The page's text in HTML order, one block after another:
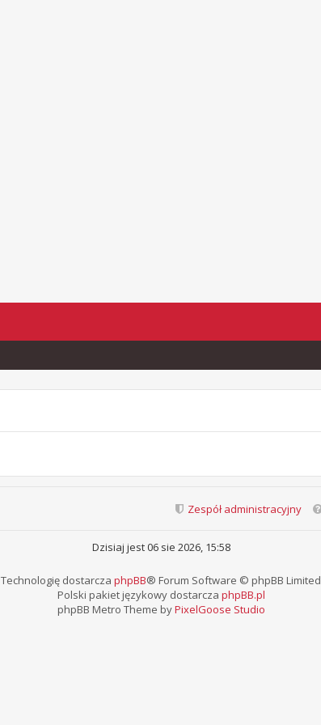
Zespół administracyjny
Dzisiaj jest 06 sie 2026, 15:58
Technologię dostarcza phpBB® Forum Software © phpBB Limited
Polski pakiet językowy dostarcza phpBB.pl
phpBB Metro Theme byPixelGoose Studio